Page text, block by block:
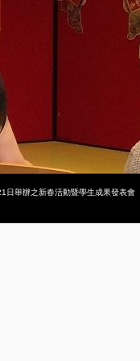
日舉辦之新春活動暨學生成果發表會